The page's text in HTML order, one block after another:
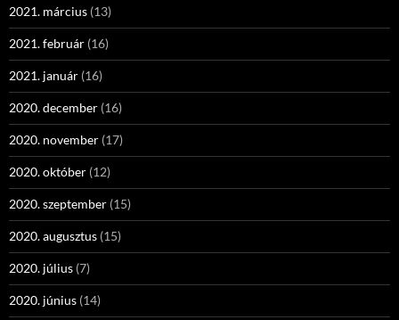
2021. március (13)
2021. február (16)
2021. január (16)
2020. december (16)
2020. november (17)
2020. október (12)
2020. szeptember (15)
2020. augusztus (15)
2020. július (7)
2020. június (14)